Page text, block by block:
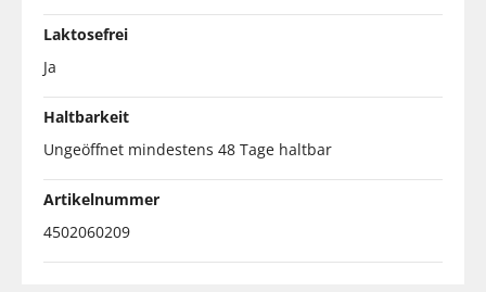
Laktosefrei
Ja
Haltbarkeit
Ungeöffnet mindestens 48 Tage haltbar
Artikelnummer
4502060209